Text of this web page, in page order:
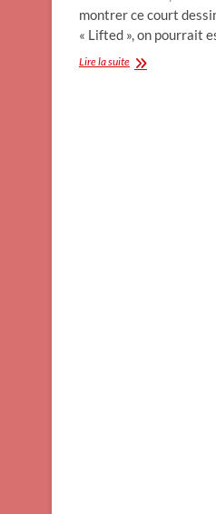
montrer ce court
« Lifted », on pourrait
Lire la suiteUn